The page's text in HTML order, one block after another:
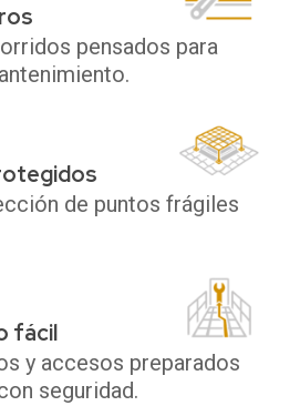
pensados para
de puntos frágiles
fácil
y accesos preparados
seguridad.